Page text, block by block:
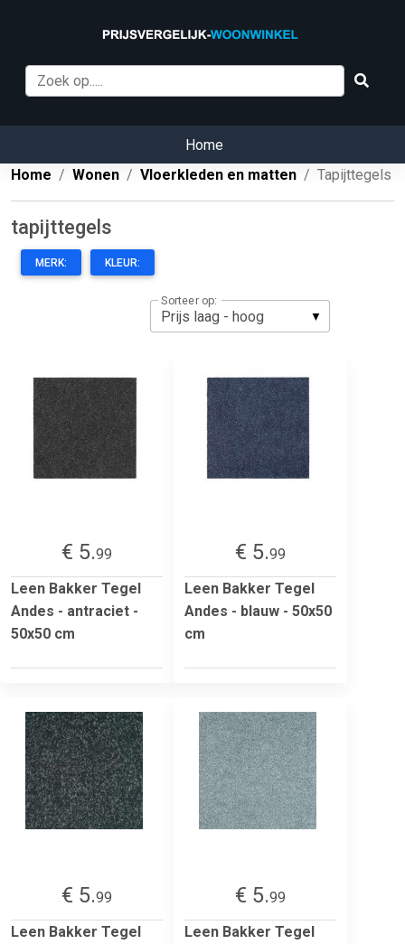
Home
Home
Wonen Vloerkleden en matten Tapijttegels
tapijttegels
MERK: KLEUR:
Sorteer op:
€ 5.99
Leen Bakker Tegel
Andes - antraciet -
50x50 cm
€ 5.99
Leen Bakker Tegel
Andes - blauw - 50x50
cm
€ 5.99
Leen Bakker Tegel
€ 5.99
Leen Bakker Tegel